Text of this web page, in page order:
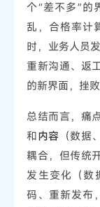
个“差不多”的
乱，合格率计
时，业务人员
重新沟通、返
的新界面，挫
总结而言，痛
和内容 （数
耦合，但传统
发生变化（数
码、重新发布